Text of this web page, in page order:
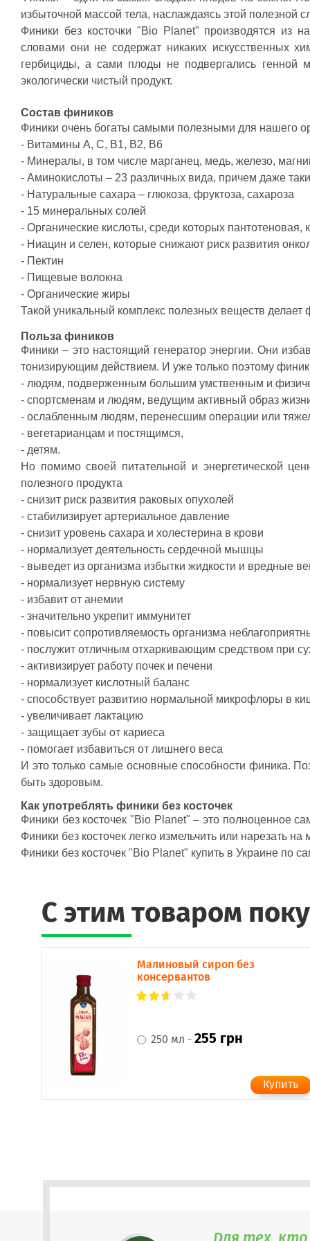
Свернуть описание
избыточной массой тела, наслаждаясь этой полезной
Финики без косточки "Bio Planet" производятся из
словами они не содержат никаких искусственных
гербициды, а сами плоды не подвергались генной
экологически чистый продукт.
Состав фиников
Финики очень богаты самыми полезными для нашего
- Витамины А, С, В1, В2, В6
- Минералы, в том числе марганец, медь, железо,
- Аминокислоты – 23 различных вида, причем даже
- Натуральные сахара – глюкоза, фруктоза, сахароза
- 15 минеральных солей
- Органические кислоты, среди которых пантотеновая,
- Ниацин и селен, которые снижают риск развития
- Пектин
- Пищевые волокна
- Органические жиры
Такой уникальный комплекс полезных веществ
Польза фиников
Финики – это настоящий генератор энергии. Они
тонизирующим действием. И уже только поэтому
- людям, подверженным большим умственным и
- спортсменам и людям, ведущим активный образ
- ослабленным людям, перенесшим операции или
- вегетарианцам и постящимся,
- детям.
Но помимо своей питательной и энергетической
полезного продукта
- снизит риск развития раковых опухолей
- стабилизирует артериальное давление
- снизит уровень сахара и холестерина в крови
- нормализует деятельность сердечной мышцы
- выведет из организма избытки жидкости и вредные
- нормализует нервную систему
- избавит от анемии
- значительно укрепит иммунитет
- повысит сопротивляемость организма
- послужит отличным отхаркивающим средством при
- активизирует работу почек и печени
- нормализует кислотный баланс
- способствует развитию нормальной микрофлоры в
- увеличивает лактацию
- защищает зубы от кариеса
- помогает избавиться от лишнего веса
И это только самые основные способности финика.
быть здоровым.
Как употреблять финики без косточек
Финики без косточек "Bio Planet" – это полноценное
Финики без косточек легко измельчить или нарезать
Финики без косточек "Bio Planet" купить в Украине по
C этим товаром
Малиновый сироп без
консервантов
250 мл -255 грн